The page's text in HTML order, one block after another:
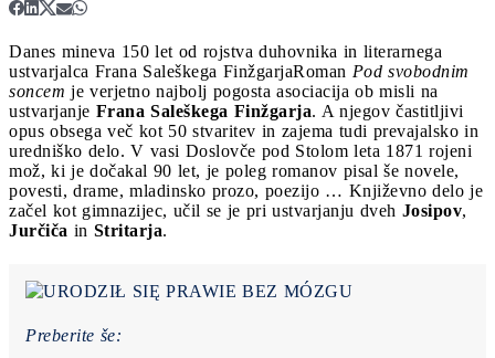
Danes mineva 150 let od rojstva duhovnika in literarnega
ustvarjalca Frana Saleškega FinžgarjaRoman Pod svobodnim
soncem je verjetno najbolj pogosta asociacija ob misli na
ustvarjanje Frana Saleškega Finžgarja. A njegov častitljivi
opus obsega več kot 50 stvaritev in zajema tudi prevajalsko in
uredniško delo. V vasi Doslovče pod Stolom leta 1871 rojeni
mož, ki je dočakal 90 let, je poleg romanov pisal še novele,
povesti, drame, mladinsko prozo, poezijo … Književno delo je
začel kot gimnazijec, učil se je pri ustvarjanju dveh Josipov,
Jurčiča in Stritarja.
Preberite še: